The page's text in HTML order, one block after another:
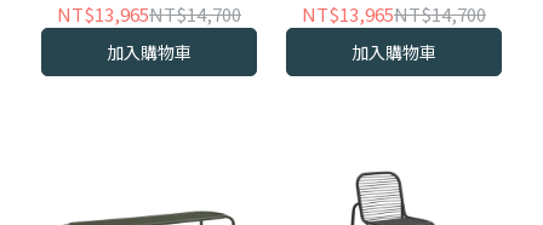
NT$13,965NT$14,700
加入購物車
NT$13,965NT$14,700
加入購物車